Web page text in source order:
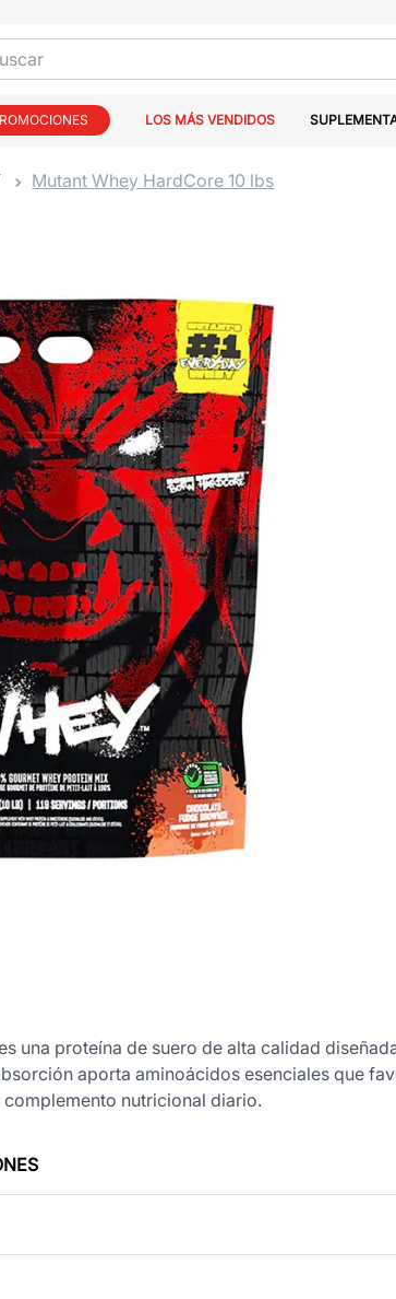
LOS MÁS VENDIDOS
Mutant Whey HardCore 10 lbs
una proteína de suero de alta calidad
aporta aminoácidos esenciales que
nutricional diario.